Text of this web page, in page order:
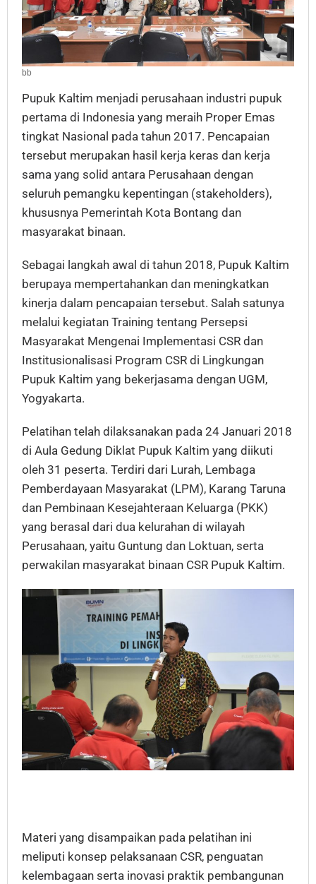
bb
Pupuk Kaltim menjadi perusahaan industri pupuk
pertama di Indonesia yang meraih Proper Emas
tingkat Nasional pada tahun 2017. Pencapaian
tersebut merupakan hasil kerja keras dan kerja
sama yang solid antara Perusahaan dengan
seluruh pemangku kepentingan (stakeholders),
khususnya Pemerintah Kota Bontang dan
masyarakat binaan.
Sebagai langkah awal di tahun 2018, Pupuk Kaltim
berupaya mempertahankan dan meningkatkan
kinerja dalam pencapaian tersebut. Salah satunya
melalui kegiatan Training tentang Persepsi
Masyarakat Mengenai Implementasi CSR dan
Institusionalisasi Program CSR di Lingkungan
Pupuk Kaltim yang bekerjasama dengan UGM,
Yogyakarta.
Pelatihan telah dilaksanakan pada 24 Januari 2018
di Aula Gedung Diklat Pupuk Kaltim yang diikuti
oleh 31 peserta. Terdiri dari Lurah, Lembaga
Pemberdayaan Masyarakat (LPM), Karang Taruna
dan Pembinaan Kesejahteraan Keluarga (PKK)
yang berasal dari dua kelurahan di wilayah
Perusahaan, yaitu Guntung dan Loktuan, serta
perwakilan masyarakat binaan CSR Pupuk Kaltim.
Materi yang disampaikan pada pelatihan ini
meliputi konsep pelaksanaan CSR, penguatan
kelembagaan serta inovasi praktik pembangunan